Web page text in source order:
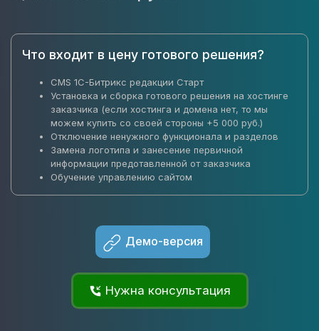
Что входит в цену готового решения?
CMS 1C-Битрикс редакции Старт
Установка и сборка готового решения на хостинге
заказчика (если хостинга и домена нет, то мы
можем купить со своей стороны +5 000 руб.)
Отключение ненужного функционала и разделов
Замена логотипа и занесение первичной
информации предотавленной от заказчика
Обучение управлению сайтом
Демо-версия
Нужна консультация